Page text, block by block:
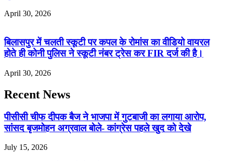
April 30, 2026
बिलासपुर में चलती स्कूटी पर कपल के रोमांस का वीडियो वायरल
होते ही कोनी पुलिस ने स्कूटी नंबर ट्रेस कर FIR दर्ज की है।
April 30, 2026
Recent News
पीसीसी चीफ दीपक बैज ने भाजपा में गुटबाजी का लगाया आरोप,
सांसद बृजमोहन अग्रवाल बोले- कांग्रेस पहले खुद को देखे
July 15, 2026